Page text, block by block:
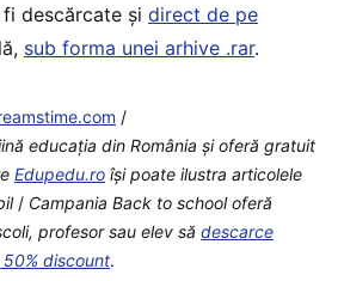
descărcate și direct de pe
sub forma unei arhive .rar.
/
educaţia din România şi oferă gratuit
Edupedu.ro îşi poate ilustra articolele
/ Campania Back to school oferă
profesor sau elev să descarce
discount.